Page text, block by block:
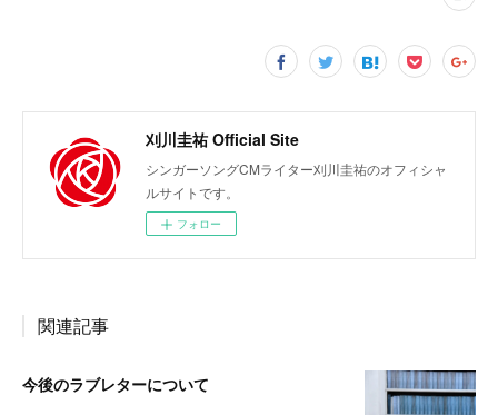
刈川圭祐 Official Site
シンガーソングCMライター刈川圭祐のオフィシャ
ルサイトです。
フォロー
関連記事
今後のラブレターについて